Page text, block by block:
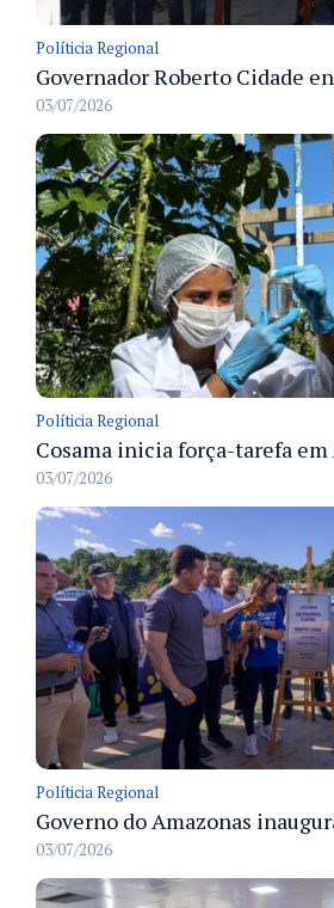
Políticia Regional
03/07/2026
Políticia Regional
03/07/2026
Políticia Regional
03/07/2026